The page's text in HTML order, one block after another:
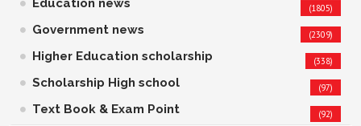
(1805)
Government news (2309)
Higher Education scholarship (338)
Scholarship High school (97)
Text Book & Exam Point (92)